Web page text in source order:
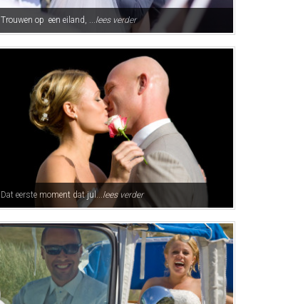
Trouwen op een eiland, ... lees verder
Dat eerste moment dat jul... lees verder